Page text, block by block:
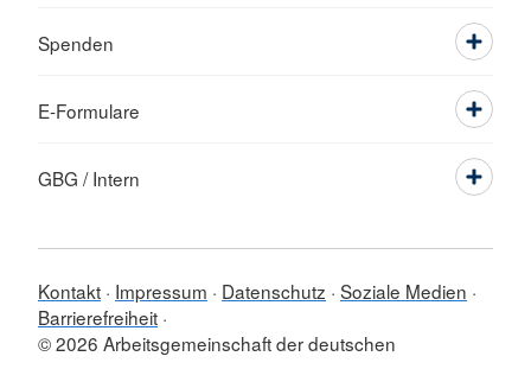
Spenden
E-Formulare
GBG / Intern
Kontakt Impressum Datenschutz Soziale Medien
Barrierefreiheit
© 2026 Arbeitsgemeinschaft der deutschen